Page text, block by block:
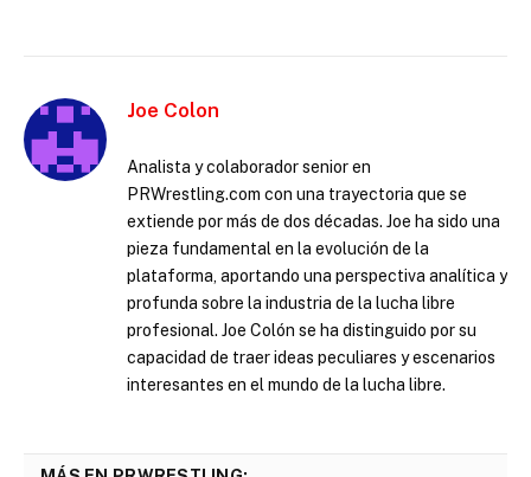
Joe Colon
Analista y colaborador senior en
PRWrestling.com con una trayectoria que se
extiende por más de dos décadas. Joe ha sido una
pieza fundamental en la evolución de la
plataforma, aportando una perspectiva analítica y
profunda sobre la industria de la lucha libre
profesional. Joe Colón se ha distinguido por su
capacidad de traer ideas peculiares y escenarios
interesantes en el mundo de la lucha libre.